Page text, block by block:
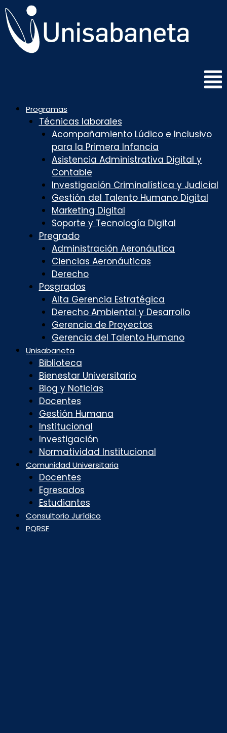
Saltar
al
contenido
Programas
Técnicas laborales
Acompañamiento Lúdico e Inclusivo
para la Primera Infancia
Asistencia Administrativa Digital y
Contable
Investigación Criminalística y Judicial
Gestión del Talento Humano Digital
Marketing Digital
Soporte y Tecnología Digital
Pregrado
Administración Aeronáutica
Ciencias Aeronáuticas
Derecho
Posgrados
Alta Gerencia Estratégica
Derecho Ambiental y Desarrollo
Gerencia de Proyectos
Gerencia del Talento Humano
Unisabaneta
Biblioteca
Bienestar Universitario
Blog y Noticias
Docentes
Gestión Humana
Institucional
Investigación
Normatividad Institucional
Comunidad Universitaria
Docentes
Egresados
Estudiantes
Consultorio Jurídico
PQRSF